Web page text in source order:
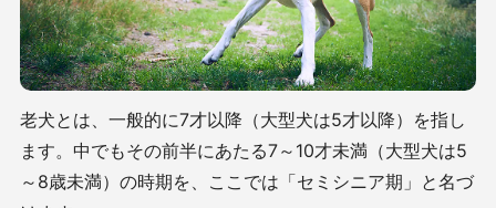
老犬とは、一般的に7才以降（大型犬は5才以降）を指し
ます。中でもその前半にあたる7～10才未満（大型犬は5
～8歳未満）の時期を、ここでは「セミシニア期」と名づ